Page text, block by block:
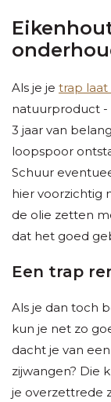
Als je je trap
natuurproduct -
3 jaar van
loopspoor
Schuur
hier voorzichtig
de olie zetten
dat het goed
Een trap
Als je dan toch
kun je net zo
dacht je van
zijwangen? Die
je overzettrede